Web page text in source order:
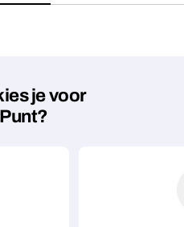
je voor